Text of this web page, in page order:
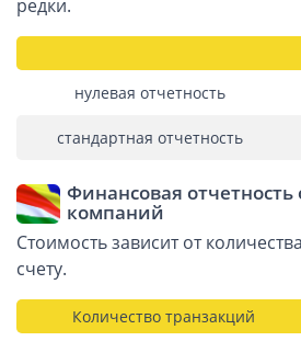
редки.
нулевая отчетность
стандартная отчетность
Финансовая
компаний
Стоимость зависит от
счету.
Количество транзакций